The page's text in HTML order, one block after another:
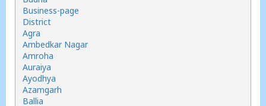
Business-page
District
Agra
Ambedkar Nagar
Amroha
Auraiya
Ayodhya
Azamgarh
Ballia